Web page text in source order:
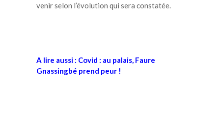
venir selon l’évolution qui sera constatée.
A lire aussi : Covid : au palais, Faure
Gnassingbé prend peur !